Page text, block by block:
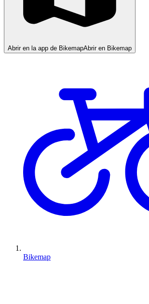
Abrir en la app de BikemapAbrir en Bikemap
Bikemap